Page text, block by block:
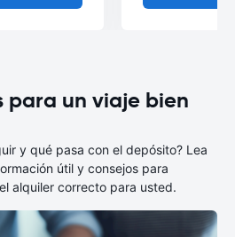
para un viaje bien
y qué pasa con el depósito? Lea
útil y consejos para
alquiler correcto para usted.